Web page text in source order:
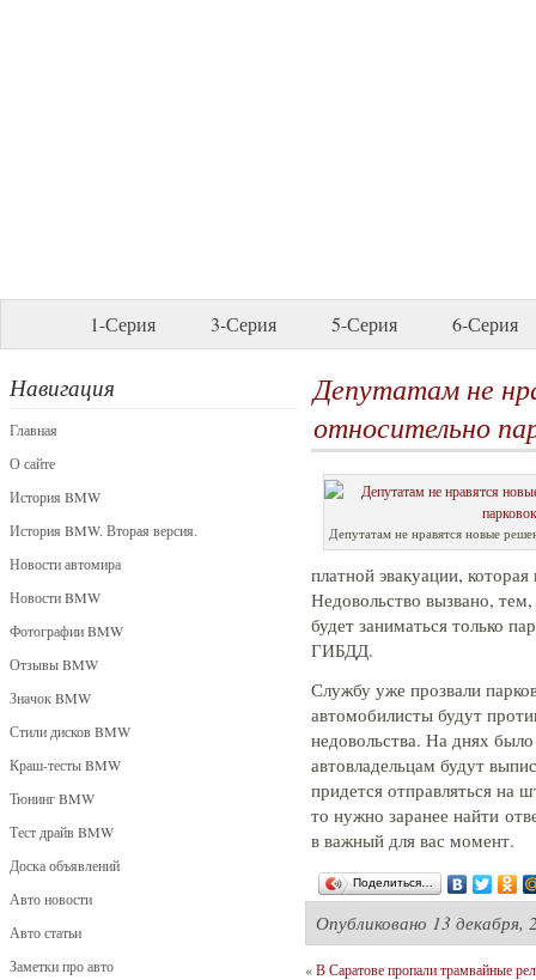
1-Серия 3-Серия 5-Серия 6-Серия
Навигация
Главная
О сайте
История BMW
История BMW. Вторая версия.
Новости автомира
Новости BMW
Фотографии BMW
Отзывы BMW
Значок BMW
Стили дисков BMW
Краш-тесты BMW
Тюнинг BMW
Тест драйв BMW
Доска объявлений
Авто новости
Авто статьи
Заметки про авто
Депутатам не
относительно
Депутатам не нравятся новые
платной эвакуации,
Недовольство вызвано,
будет заниматься только
ГИБДД.
Службу уже прозвали
автомобилисты будут
недовольства. На днях
автовладельцам будут
придется отправляться на
то нужно заранее найти
в важный для вас момент.
Поделиться…
Опубликовано 13 декабря,
«В Саратове пропали трамвайные